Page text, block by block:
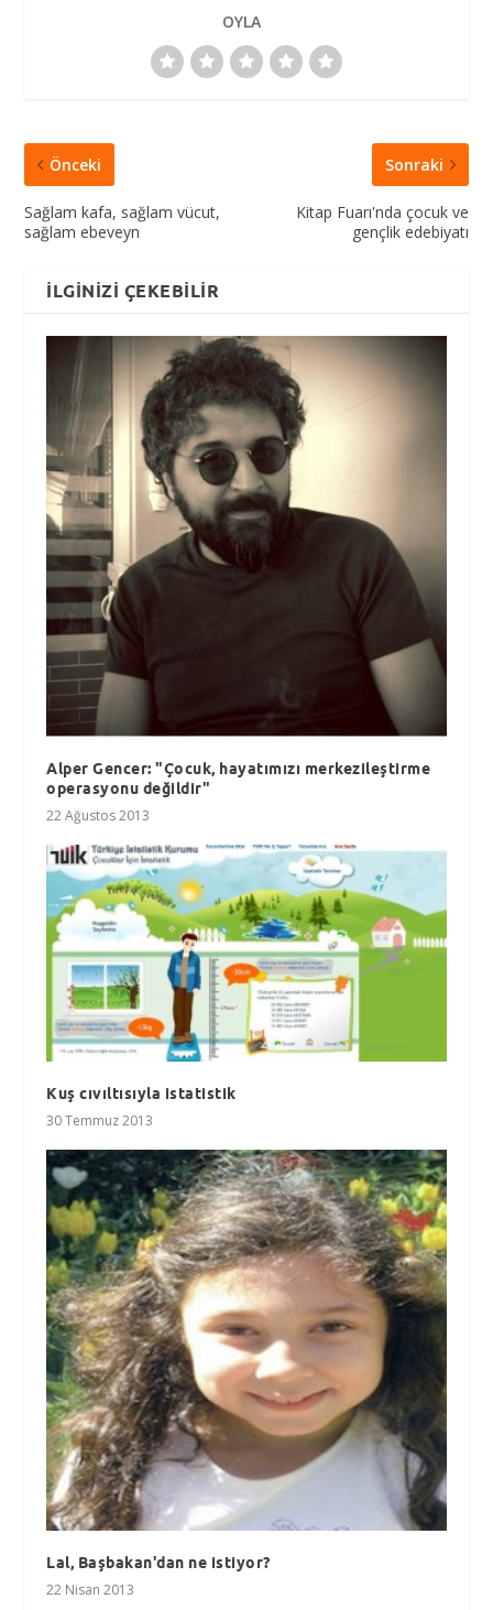
OYLA
Önceki
Sağlam kafa, sağlam vücut,
sağlam ebeveyn
Sonraki
Kitap Fuarı'nda çocuk ve
gençlik edebiyatı
İLGINIZI ÇEKEBILIR
Alper Gencer: "Çocuk, hayatımızı merkezileştirme
operasyonu değildir"
22 Ağustos 2013
Kuş cıvıltısıyla istatistik
30 Temmuz 2013
Lal, Başbakan'dan ne istiyor?
22 Nisan 2013